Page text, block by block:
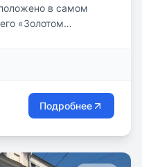
в самом
«Золотом
Посещение
в школе.
Подробнее